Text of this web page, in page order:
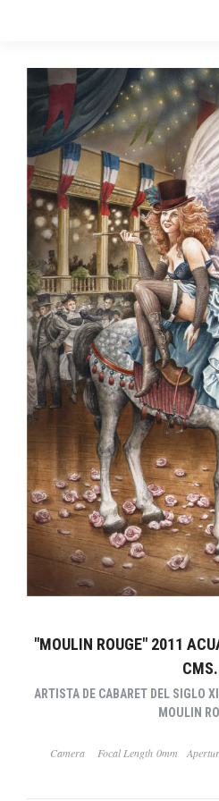
"MOULIN ROUGE" 2011
CMS.
ARTISTA DE CABARET DEL SIGLO
MOULIN
Camera Focal Length 0mm